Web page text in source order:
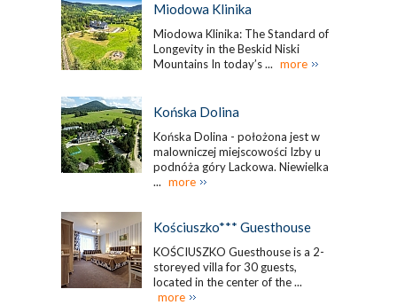
Miodowa Klinika
Miodowa Klinika: The Standard of
Longevity in the Beskid Niski
Mountains In today’s ... more
Końska Dolina
Końska Dolina - położona jest w
malowniczej miejscowości Izby u
podnóża góry Lackowa. Niewielka
... more
Kościuszko*** Guesthouse
KOŚCIUSZKO Guesthouse is a 2-
storeyed villa for 30 guests,
located in the center of the ...
more